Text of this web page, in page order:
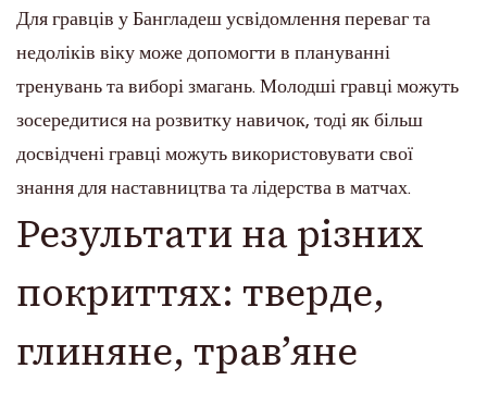
Для гравців у Бангладеш усвідомлення переваг та
недоліків віку може допомогти в плануванні
тренувань та виборі змагань. Молодші гравці можуть
зосередитися на розвитку навичок, тоді як більш
досвідчені гравці можуть використовувати свої
знання для наставництва та лідерства в матчах.
Результати на різних
покриттях: тверде,
глиняне, трав’яне